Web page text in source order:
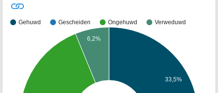
Gehuwd Gescheiden Ongehuwd Verweduwd
33,5%
6,2%